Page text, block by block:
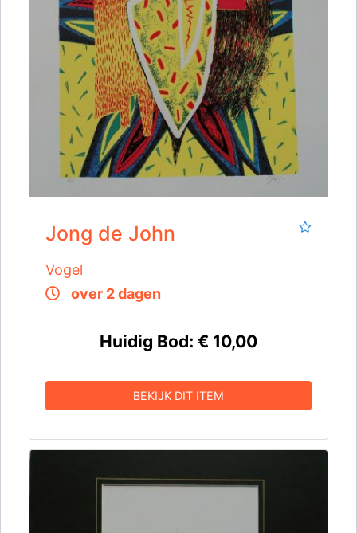
Jong de John
Vogel
over 2 dagen
Huidig Bod: € 10,00
BEKIJK DIT ITEM